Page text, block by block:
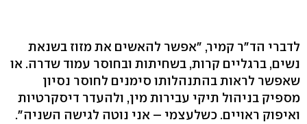
לדברי הד"ר קמיר, "אפשר להאשים את מזוז בשנאת
נשים, ברגליים קרות, בשחיתות ובחוסר עמוד שדרה. או
שאפשר לראות בהתנהלותו סימנים לחוסר נסיון
מספיק בניהול תיקי עבירות מין, ולהעדר דיסקרטיות
ואיפוק ראויים. כשלעצמי – אני נוטה לגישה השניה".